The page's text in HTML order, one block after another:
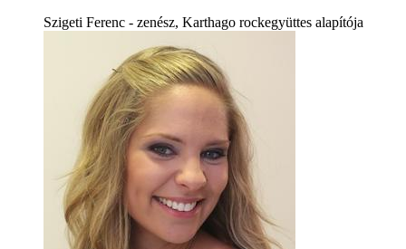
Szigeti Ferenc - zenész, Karthago rockegyüttes alapítója